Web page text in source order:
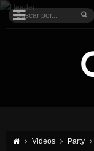
Videos Party